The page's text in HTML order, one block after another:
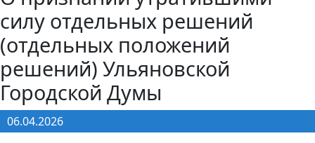
силу отдельных решений
(отдельных положений
решений) Ульяновской
Городской Думы
06.04.2026